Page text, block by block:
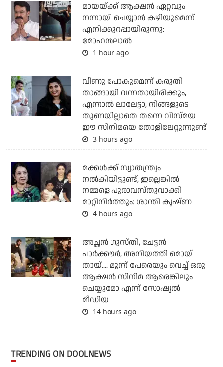
മായയ്ക്ക് ആക്ഷന്‍ ഏറ്റവും
നന്നായി ചെയ്യാന്‍ കഴിയുമെന്ന്
എനിക്കുറപ്പായിരുന്നു:
മോഹന്‍ലാല്‍
1 hour ago
വീണു പോകുമെന്ന് കരുതി
താങ്ങായി വന്നതായിരിക്കും,
എന്നാല്‍ ലാലേട്ടാ, നിങ്ങളുടെ
തുണയില്ലാതെ തന്നെ വിസ്മയ
ഈ സിനിമയെ തോളിലേറ്റുന്നുണ്ട്
3 hours ago
മക്കൾക്ക് സ്വാതന്ത്ര്യം
നൽകിയിട്ടുണ്ട്, ഇല്ലെങ്കിൽ
നമ്മളെ പുരാവസ്തുവാക്കി
മാറ്റിനിർത്തും: ശാന്തി കൃഷ്ണ
4 hours ago
അച്ഛന്‍ ഗുസ്തി, ചേട്ടന്‍
പാര്‍ക്കൗര്‍, അനിയത്തി മൊയ്
തായ്.... മൂന്ന് പേരെയും വെച്ച് ഒരു
ആക്ഷന്‍ സിനിമ ആരെങ്കിലും
ചെയ്യുമോ എന്ന് സോഷ്യല്‍
മീഡിയ
14 hours ago
TRENDING ON DOOLNEWS